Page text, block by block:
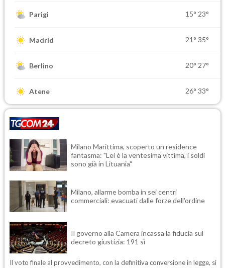
Parigi 15° 23°
Madrid 21° 35°
Berlino 20° 27°
Atene 26° 33°
Milano Marittima, scoperto un residence
fantasma: "Lei è la ventesima vittima, i soldi
sono già in Lituania"
Milano, allarme bomba in sei centri
commerciali: evacuati dalle forze dell'ordine
Il governo alla Camera incassa la fiducia sul
decreto giustizia: 191 sì
Il voto finale al provvedimento, con la definitiva conversione in legge, si